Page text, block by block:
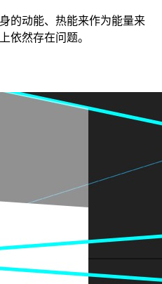
的动能、热能来作为能量来
依然存在问题。